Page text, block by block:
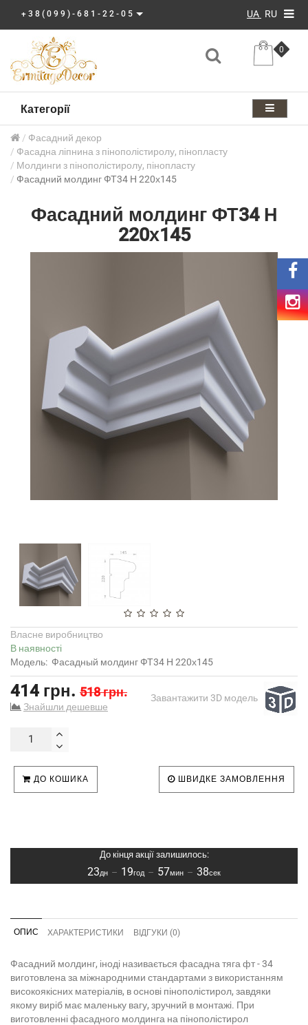
+38(099)-681-22-05 UA RU
0
Категорії
Фасадний декор
Фасадна ліпнина з пінополістиролу, пінопласту
Молдинги з пінополістиролу, пінопласту
Фасадний молдинг ФТ34 Н 220х145
Фасадний молдинг ФТ34 Н
220х145
Власне виробництво
В наявності
Модель: Фасадный молдинг ФТ34 Н 220х145
414 грн. 518 грн.
Знайшли дешевше
Завантажити 3D модель
ДО КОШИКА ШВИДКЕ ЗАМОВЛЕННЯ
До кінця акції залишилось:
23дн – 19год – 57мин – 38сек
ОПИС ХАРАКТЕРИСТИКИ ВІДГУКИ (0)
Фасадний молдинг, іноді називається фасадна тяга фт - 34
виготовлена за міжнародними стандартами з використанням
високоякісних матеріалів, в основі пінополістирол, завдяки
якому виріб має маленьку вагу, зручний в монтажі. При
виготовленні фасадного молдинга на пінополістирол